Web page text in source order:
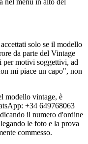
solo se il modello
da parte del Vintage
per motivi soggettivi, ad
mi piace un capo", non
modello vintage, è
+34 649768063
il numero d'ordine
le foto e la prova
commesso.